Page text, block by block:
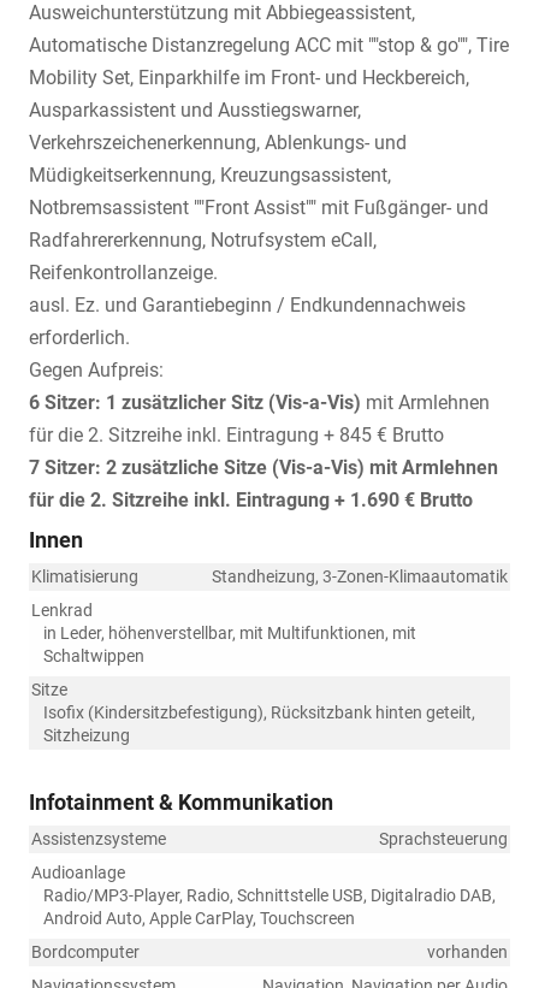
Ausweichunterstützung mit Abbiegeassistent,
Automatische Distanzregelung ACC mit ""stop & go"", Tire
Mobility Set, Einparkhilfe im Front- und Heckbereich,
Ausparkassistent und Ausstiegswarner,
Verkehrszeichenerkennung, Ablenkungs- und
Müdigkeitserkennung, Kreuzungsassistent,
Notbremsassistent ""Front Assist"" mit Fußgänger- und
Radfahrererkennung, Notrufsystem eCall,
Reifenkontrollanzeige.
ausl. Ez. und Garantiebeginn / Endkundennachweis
erforderlich.
Gegen Aufpreis:
6 Sitzer: 1 zusätzlicher Sitz (Vis-a-Vis) mit Armlehnen
für die 2. Sitzreihe inkl. Eintragung + 845 € Brutto
7 Sitzer: 2 zusätzliche Sitze (Vis-a-Vis) mit Armlehnen
für die 2. Sitzreihe inkl. Eintragung + 1.690 € Brutto
Innen
Klimatisierung
Standheizung, 3-Zonen-Klimaautomatik
Lenkrad
in Leder, höhenverstellbar, mit Multifunktionen, mit
Schaltwippen
Sitze
Isofix (Kindersitzbefestigung), Rücksitzbank hinten geteilt,
Sitzheizung
Infotainment & Kommunikation
Assistenzsysteme
Sprachsteuerung
Audioanlage
Radio/MP3-Player, Radio, Schnittstelle USB, Digitalradio DAB,
Android Auto, Apple CarPlay, Touchscreen
Bordcomputer
vorhanden